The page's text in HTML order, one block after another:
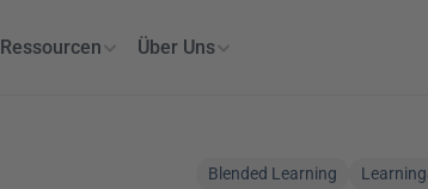
Blended Learning
Ressourcen Über Uns